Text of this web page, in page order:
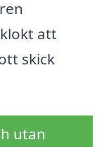
att
skick
utan